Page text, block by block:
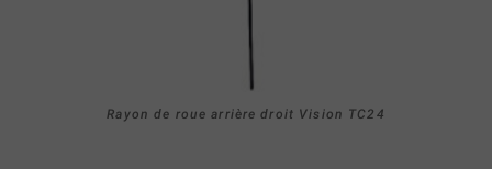
Rayon de roue arrière droit Vision TC24